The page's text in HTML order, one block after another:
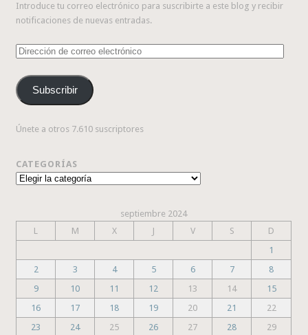
Introduce tu correo electrónico para suscribirte a este blog y recibir
notificaciones de nuevas entradas.
Dirección
correo
electrónico
Subscribir
Únete a otros 7.610 suscriptores
CATEGORÍAS
Categorías
septiembre 2024
L
M X J V S
D
1
2
3 4 5 6 7
8
9
10 11 12 13 14
15
16
17 18 19 20 21
22
23
24 25 26 27 28
29